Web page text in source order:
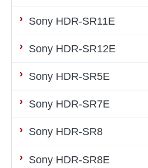
Sony HDR-SR11E
Sony HDR-SR12E
Sony HDR-SR5E
Sony HDR-SR7E
Sony HDR-SR8
Sony HDR-SR8E